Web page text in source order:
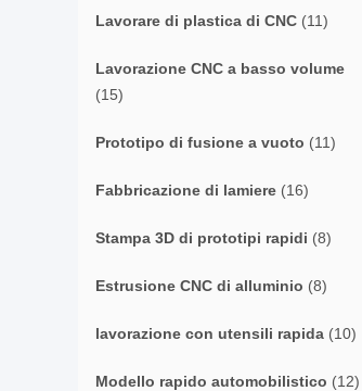
Lavorare di plastica di CNC (11)
Lavorazione CNC a basso volume
(15)
Prototipo di fusione a vuoto (11)
Fabbricazione di lamiere (16)
Stampa 3D di prototipi rapidi (8)
Estrusione CNC di alluminio (8)
lavorazione con utensili rapida (10)
Modello rapido automobilistico (12)